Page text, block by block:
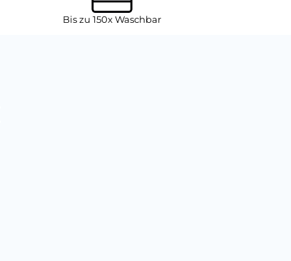
Bis zu 150x Waschbar